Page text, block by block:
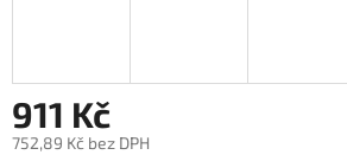
911 Kč
752,89 Kč bez DPH